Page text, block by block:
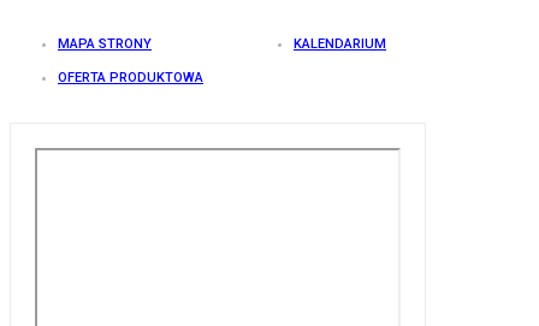
MAPA STRONY KALENDARIUM
OFERTA PRODUKTOWA